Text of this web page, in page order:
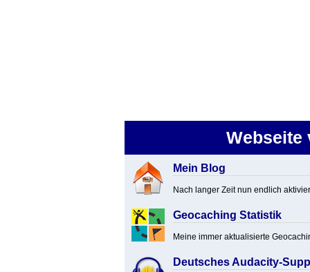
Webseite
Mein Blog
Nach langer Zeit nun endlich
Geocaching Statistik
Meine immer aktualisierte
Deutsches Audacity-